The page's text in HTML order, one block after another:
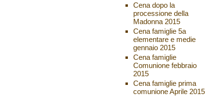
Cena dopo la
processione della
Madonna 2015
Cena famiglie 5a
elementare e medie
gennaio 2015
Cena famiglie
Comunione febbraio
2015
Cena famiglie prima
comunione Aprile 2015